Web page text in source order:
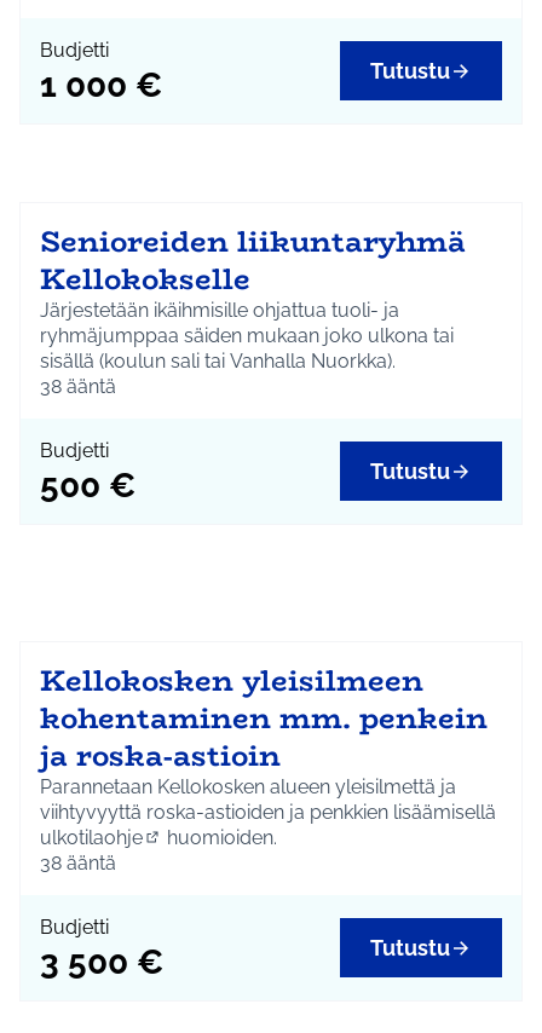
Budjetti
1 000 € Tutustu
Senioreiden liikuntaryhmä
Kellokokselle
Järjestetään ikäihmisille ohjattua tuoli- ja
ryhmäjumppaa säiden mukaan joko ulkona tai
sisällä (koulun sali tai Vanhalla Nuorkka).
10 kertaa a'45 arkisin syksyllä 2019
38 ääntä
Budjetti
500 € Tutustu
Kellokosken yleisilmeen
kohentaminen mm. penkein
ja roska-astioin
Parannetaan Kellokosken alueen yleisilmettä ja
viihtyvyyttä roska-astioiden ja penkkien lisäämisellä
ulkotilaohje
huomioiden.
38 ääntä
Budjetti
3 500 € Tutustu